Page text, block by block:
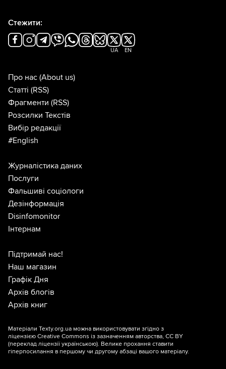
Стежити:
UA EN
Про нас (About us)
Статті (RSS)
Фрагменти (RSS)
Розсилки Текстів
Вибір редакції
#English
Журналістика даних
Послуги
Фальшиві соціологи
Дезінформація
Disinfomonitor
Інтернам
Підтримай нас!
Наш магазин
Графік Дня
Архів блогів
Архів книг
Матеріали Texty.org.ua можна використовувати згідно з
ліцензією Creative Commons із зазначенням авторства, CC BY
(переклад ліцензії українською). Велике прохання ставити
гіперпосилання в першому чи другому абзаці вашого матеріалу.